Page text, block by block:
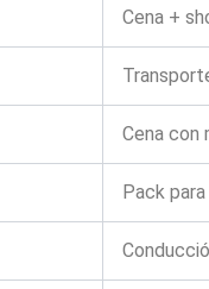
Cena +
Cena con
Pack